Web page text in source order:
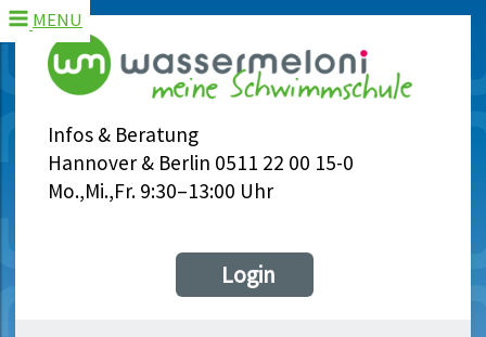
Infos & Beratung
Hannover & Berlin 0511 22 00 15-0
Mo.,Mi.,Fr. 9:30–13:00 Uhr
MENU
Login